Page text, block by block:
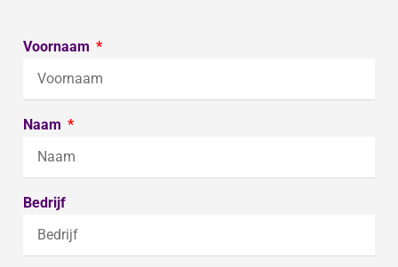
Voornaam
Naam
Bedrijf